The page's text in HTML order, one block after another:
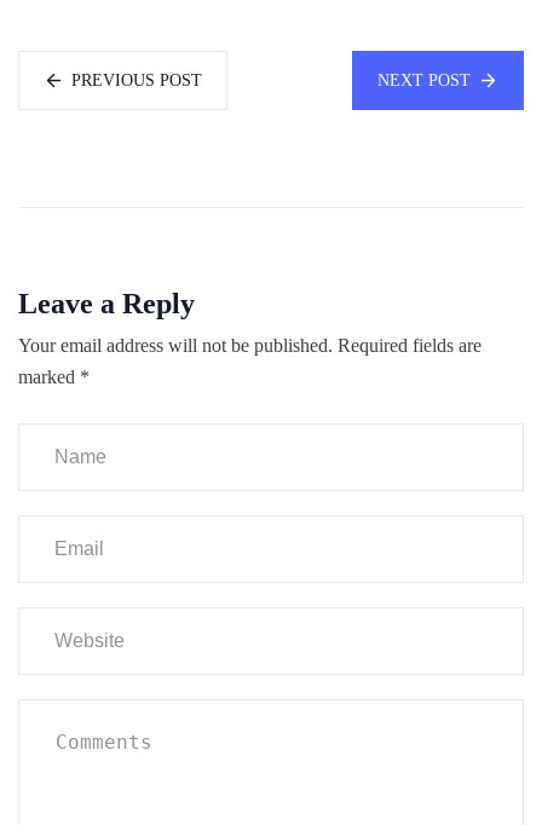
PREVIOUS POST NEXT POST
Leave a Reply
Your email address will not be published. Required fields are
marked *